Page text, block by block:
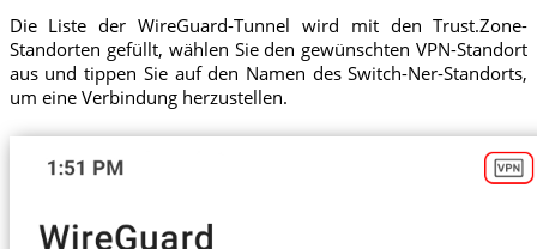
Die Liste der WireGuard-Tunnel wird mit den Trust.Zone-
Standorten gefüllt, wählen Sie den gewünschten VPN-Standort
aus und tippen Sie auf den Namen des Switch-Ner-Standorts,
um eine Verbindung herzustellen.